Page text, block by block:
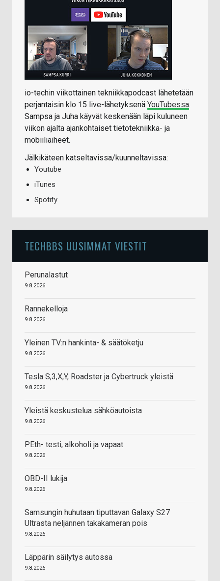
io-techin viikottainen tekniikkapodcast lähetetään
perjantaisin klo 15 live-lähetyksenä YouTubessa.
Sampsa ja Juha käyvät keskenään läpi kuluneen
viikon ajalta ajankohtaiset tietotekniikka- ja
mobiiliaiheet.
Jälkikäteen katseltavissa/kuunneltavissa:
Youtube
iTunes
Spotify
TECHBBS UUSIMMAT VIESTIT
Perunalastut
9.8.2026
Rannekelloja
9.8.2026
Yleinen TV:n hankinta- & säätöketju
9.8.2026
Tesla S,3,X,Y, Roadster ja Cybertruck yleistä
9.8.2026
Yleistä keskustelua sähköautoista
9.8.2026
PEth- testi, alkoholi ja vapaat
9.8.2026
OBD-II lukija
9.8.2026
Samsungin huhutaan tiputtavan Galaxy S27
Ultrasta neljännen takakameran pois
9.8.2026
Läppärin säilytys autossa
9.8.2026